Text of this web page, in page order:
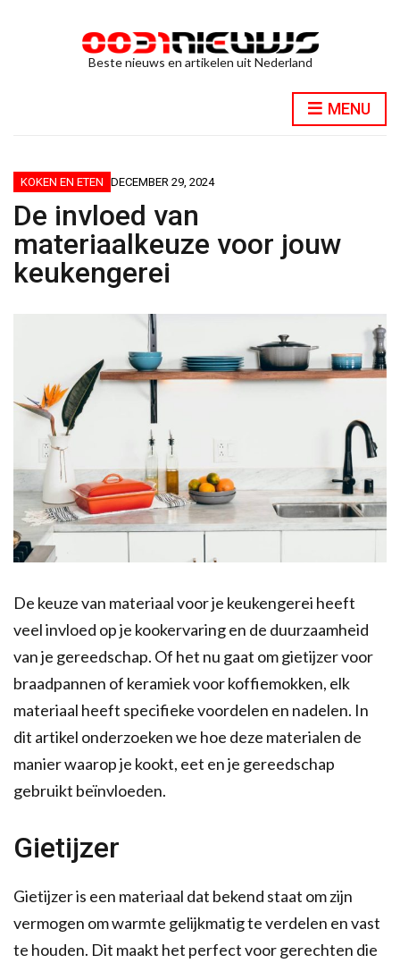
Beste nieuws en artikelen uit Nederland
MENU
KOKEN EN ETEN DECEMBER 29, 2024
De invloed van
materiaalkeuze voor jouw
keukengerei
De keuze van materiaal voor je keukengerei heeft
veel invloed op je kookervaring en de duurzaamheid
van je gereedschap. Of het nu gaat om gietijzer voor
braadpannen of keramiek voor koffiemokken, elk
materiaal heeft specifieke voordelen en nadelen. In
dit artikel onderzoeken we hoe deze materialen de
manier waarop je kookt, eet en je gereedschap
gebruikt beïnvloeden.
Gietijzer
Gietijzer is een materiaal dat bekend staat om zijn
vermogen om warmte gelijkmatig te verdelen en vast
te houden. Dit maakt het perfect voor gerechten die